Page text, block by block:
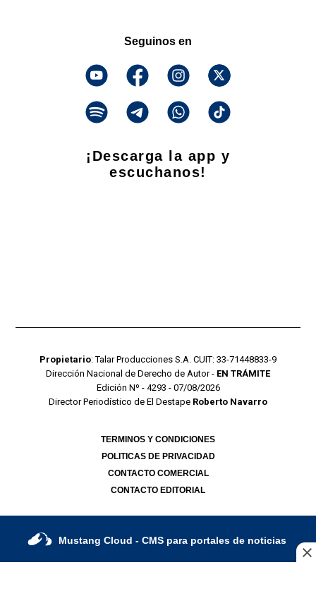
Seguinos en
¡Descarga la app y
escuchanos!
Propietario: Talar Producciones S.A. CUIT: 33-71448833-9
Dirección Nacional de Derecho de Autor - EN TRÁMITE
Edición Nº - 4293 - 07/08/2026
Director Periodístico de El Destape Roberto Navarro
TERMINOS Y CONDICIONES
POLITICAS DE PRIVACIDAD
CONTACTO COMERCIAL
CONTACTO EDITORIAL
Mustang Cloud - CMS para portales de noticias